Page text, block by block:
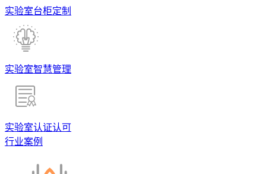
实验室台柜定制
实验室智慧管理
实验室认证认可
行业案例